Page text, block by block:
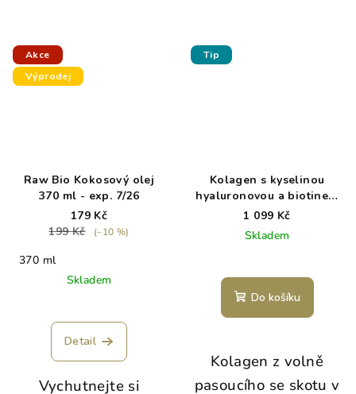
Akce
Výprodej
Raw Bio Kokosový olej
370 ml - exp. 7/26
179 Kč
199 Kč
(–10 %)
370 ml
Skladem
Detail
Vychutnejte si
Tip
Kolagen s kyselinou
hyaluronovou a biotinem
500g WoldoHealth
1 099 Kč
Skladem
Do košíku
Kolagen z volně
pasoucího se skotu v